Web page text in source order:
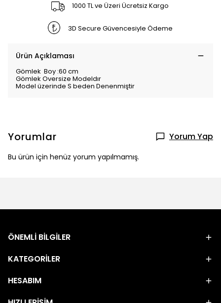
1000 TL ve Üzeri Ücretsiz Kargo
3D Secure Güvencesiyle Ödeme
Ürün Açıklaması
Gömlek Boy :60 cm
Gömlek Oversize Modeldır
Model üzerinde S beden Denenmiştir
Yorumlar Yorum Yap
Bu ürün için henüz yorum yapılmamış.
ÖNEMLİ BİLGİLER
KATEGORİLER
HESABIM